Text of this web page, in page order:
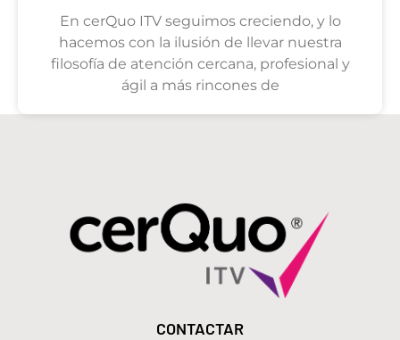
En cerQuo ITV seguimos creciendo, y lo
hacemos con la ilusión de llevar nuestra
filosofía de atención cercana, profesional y
ágil a más rincones de
CONTACTAR